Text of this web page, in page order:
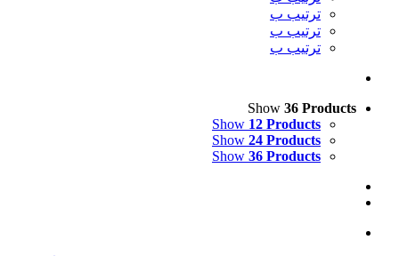
ترتيب ب
ترتيب ب
ترتيب ب
Show 36 Products
Show 12 Products
Show 24 Products
Show 36 Products